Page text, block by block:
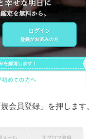
会員登録」を押します。